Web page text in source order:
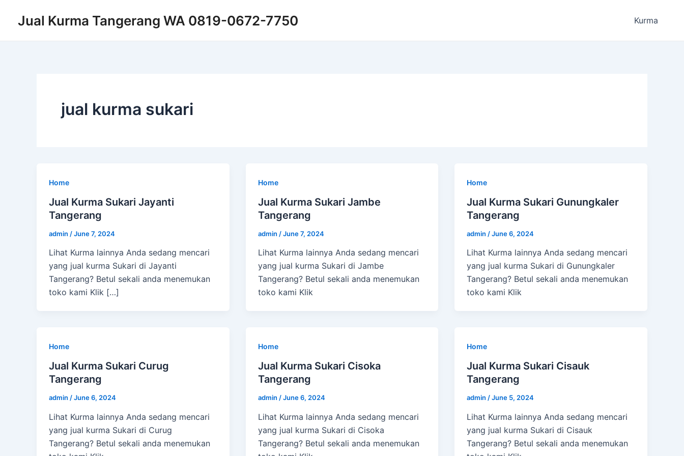
Jual Kurma Tangerang WA 0819-0672-7750 Kurma
jual kurma sukari
Home
Jual Kurma Sukari Jayanti
Tangerang
admin /June 7, 2024
Lihat Kurma lainnya Anda sedang mencari
yang jual kurma Sukari di Jayanti
Tangerang? Betul sekali anda menemukan
toko kami Klik […]
Home
Jual Kurma Sukari Jambe
Tangerang
admin /June 7, 2024
Lihat Kurma lainnya Anda sedang mencari
yang jual kurma Sukari di Jambe
Tangerang? Betul sekali anda menemukan
toko kami Klik
Home
Jual Kurma Sukari Gunungkaler
Tangerang
admin /June 6, 2024
Lihat Kurma lainnya Anda sedang mencari
yang jual kurma Sukari di Gunungkaler
Tangerang? Betul sekali anda menemukan
toko kami Klik
Home
Jual Kurma Sukari Curug
Tangerang
admin /June 6, 2024
Lihat Kurma lainnya Anda sedang mencari
yang jual kurma Sukari di Curug
Tangerang? Betul sekali anda menemukan
Home
Jual Kurma Sukari Cisoka
Tangerang
admin /June 6, 2024
Lihat Kurma lainnya Anda sedang mencari
yang jual kurma Sukari di Cisoka
Tangerang? Betul sekali anda menemukan
Home
Jual Kurma Sukari Cisauk
Tangerang
admin /June 5, 2024
Lihat Kurma lainnya Anda sedang mencari
yang jual kurma Sukari di Cisauk
Tangerang? Betul sekali anda menemukan
pagination